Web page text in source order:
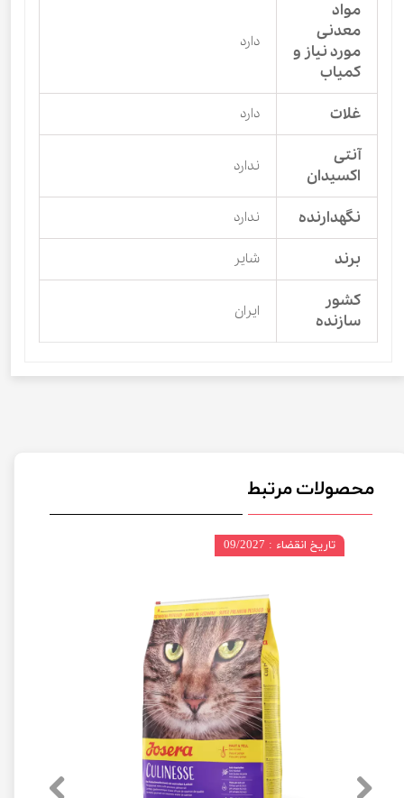
مواد
معدنی
مورد نیاز و
کمیاب
دارد
غلات دارد
آنتی
اکسیدان
ندارد
نگهدارنده ندارد
برند شایر
کشور
سازنده
ایران
محصولات مرتبط
تاریخ انقضاء : 09/2027